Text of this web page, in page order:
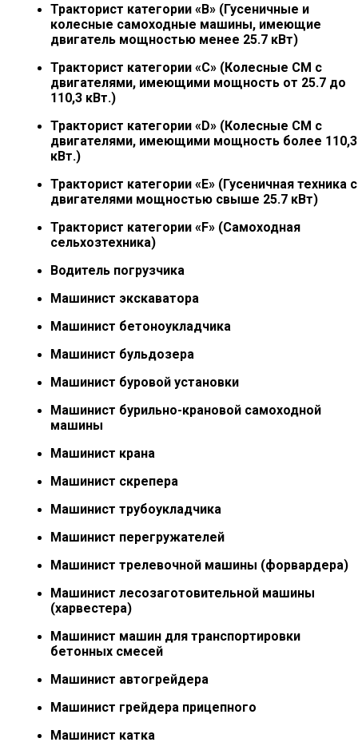
Тракторист категории «B» (Гусеничные и
колесные самоходные машины, имеющие
двигатель мощностью менее 25.7 кВт)
Тракторист категории «С» (Колесные СМ с
двигателями, имеющими мощность от 25.7 до
110,3 кВт.)
Тракторист категории «D» (Колесные СМ с
двигателями, имеющими мощность более 110,3
кВт.)
Тракторист категории «E» (Гусеничная техника с
двигателями мощностью свыше 25.7 кВт)
Тракторист категории «F» (Самоходная
сельхозтехника)
Водитель погрузчика
Машинист экскаватора
Машинист бетоноукладчика
Машинист бульдозера
Машинист буровой установки
Машинист бурильно-крановой самоходной
машины
Машинист крана
Машинист скрепера
Машинист трубоукладчика
Машинист перегружателей
Машинист трелевочной машины (форвардера)
Машинист лесозаготовительной машины
(харвестера)
Машинист машин для транспортировки
бетонных смесей
Машинист автогрейдера
Машинист грейдера прицепного
Машинист катка